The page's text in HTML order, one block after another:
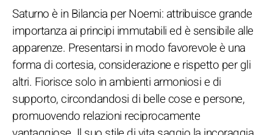
Saturno è in Bilancia per Noemi: attribuisce grande
importanza ai principi immutabili ed è sensibile alle
apparenze. Presentarsi in modo favorevole è una
forma di cortesia, considerazione e rispetto per gli
altri. Fiorisce solo in ambienti armoniosi e di
supporto, circondandosi di belle cose e persone,
promuovendo relazioni reciprocamente